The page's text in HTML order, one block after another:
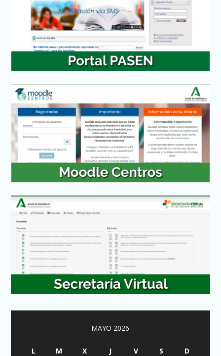
MAYO 2026
L M X J V S
D